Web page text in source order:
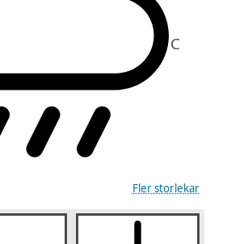
C
Fler storlekar